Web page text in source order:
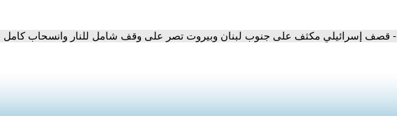
- قصف إسرائيلي مكثف على جنوب لبنان وبيروت تصر على وقف شامل للنار وانسحاب كامل